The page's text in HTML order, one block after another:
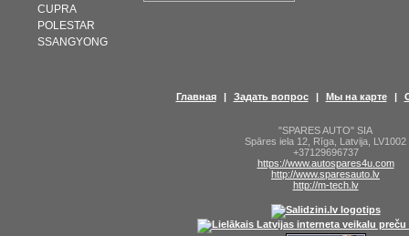
CUPRA
POLESTAR
SSANGYONG
Главная | Задать вопрос | Мы на карте |
"SPARES AUTO" SIA
Spāres iela 12 Rīga Latvija LV1002
+37129696737
https://www.autospares4u.com
http://www.sparesauto.lv
http://m-tech.lv